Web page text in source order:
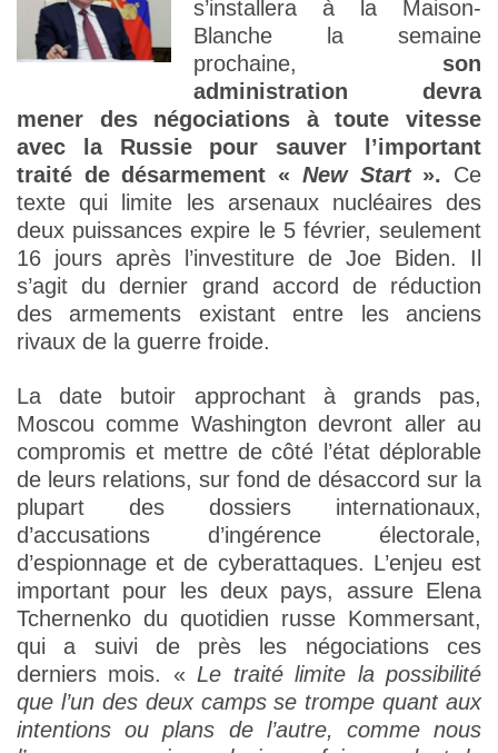
s’installera à la Maison-
Blanche la semaine
prochaine, son
administration devra
mener des négociations à toute vitesse
avec la Russie pour sauver l’important
traité de désarmement « New Start». Ce
texte qui limite les arsenaux nucléaires des
deux puissances expire le 5 février, seulement
16 jours après l’investiture de Joe Biden. Il
s’agit du dernier grand accord de réduction
des armements existant entre les anciens
rivaux de la guerre froide.
La date butoir approchant à grands pas,
Moscou comme Washington devront aller au
compromis et mettre de côté l’état déplorable
de leurs relations, sur fond de désaccord sur la
plupart des dossiers internationaux,
d’accusations d’ingérence électorale,
d’espionnage et de cyberattaques. L’enjeu est
important pour les deux pays, assure Elena
Tchernenko du quotidien russe Kommersant,
qui a suivi de près les négociations ces
derniers mois. « Le traité limite la possibilité
que l’un des deux camps se trompe quant aux
intentions ou plans de l’autre, comme nous